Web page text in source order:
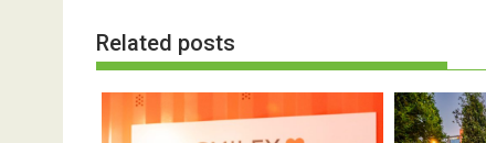
Related posts